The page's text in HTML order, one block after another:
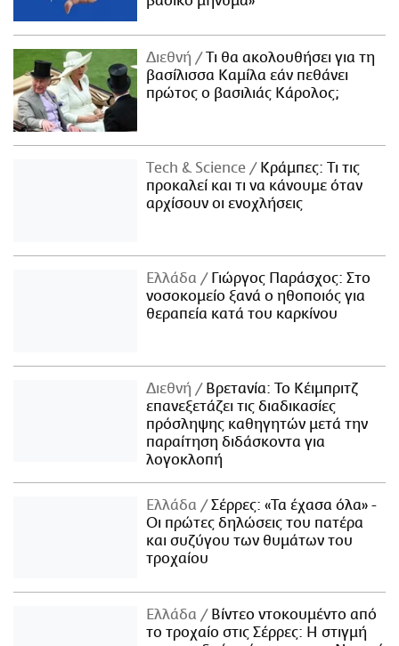
Διεθνή
Τι θα ακολουθήσει για τη
βασίλισσα Καμίλα εάν πεθάνει
πρώτος ο βασιλιάς Κάρολος;
Τech & Science
Κράμπες: Τι τις
προκαλεί και τι να κάνουμε όταν
αρχίσουν οι ενοχλήσεις
Ελλάδα
Γιώργος Παράσχος: Στο
νοσοκομείο ξανά ο ηθοποιός για
θεραπεία κατά του καρκίνου
Διεθνή
Βρετανία: Το Κέιμπριτζ
επανεξετάζει τις διαδικασίες
πρόσληψης καθηγητών μετά την
παραίτηση διδάσκοντα για
λογοκλοπή
Ελλάδα
Σέρρες: «Τα έχασα όλα» -
Οι πρώτες δηλώσεις του πατέρα
και συζύγου των θυμάτων του
τροχαίου
Ελλάδα
Βίντεο ντοκουμέντο από
το τροχαίο στις Σέρρες: Η στιγμή